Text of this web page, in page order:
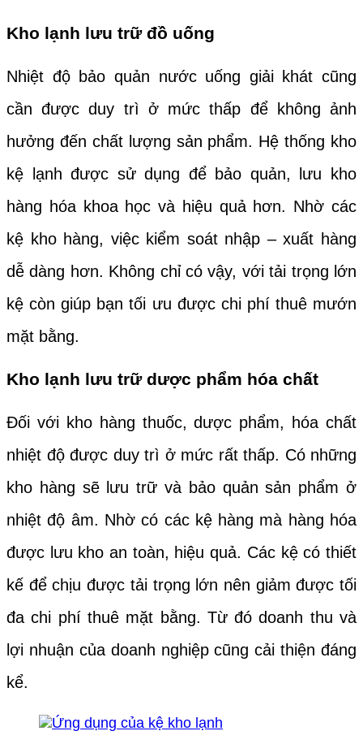
Kho lạnh lưu trữ đồ uống
Nhiệt độ bảo quản nước uống giải khát cũng
cần được duy trì ở mức thấp để không ảnh
hưởng đến chất lượng sản phẩm. Hệ thống kho
kệ lạnh được sử dụng để bảo quản, lưu kho
hàng hóa khoa học và hiệu quả hơn. Nhờ các
kệ kho hàng, việc kiểm soát nhập – xuất hàng
dễ dàng hơn. Không chỉ có vậy, với tải trọng lớn
kệ còn giúp bạn tối ưu được chi phí thuê mướn
mặt bằng.
Kho lạnh lưu trữ dược phẩm hóa chất
Đối với kho hàng thuốc, dược phẩm, hóa chất
nhiệt độ được duy trì ở mức rất thấp. Có những
kho hàng sẽ lưu trữ và bảo quản sản phẩm ở
nhiệt độ âm. Nhờ có các kệ hàng mà hàng hóa
được lưu kho an toàn, hiệu quả. Các kệ có thiết
kế để chịu được tải trọng lớn nên giảm được tối
đa chi phí thuê mặt bằng. Từ đó doanh thu và
lợi nhuận của doanh nghiệp cũng cải thiện đáng
kể.